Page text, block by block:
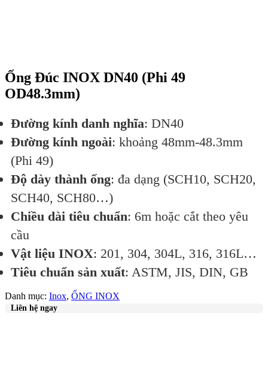
Ống Đúc INOX DN40 (Phi 49
OD48.3mm)
Đường kính danh nghĩa: DN40
Đường kính ngoài: khoảng 48mm-48.3mm
(Phi 49)
Độ dày thành ống: đa dạng (SCH10, SCH20,
SCH40, SCH80…)
Chiều dài tiêu chuẩn: 6m hoặc cắt theo yêu
cầu
Vật liệu INOX: 201, 304, 304L, 316, 316L…
Tiêu chuẩn sản xuất: ASTM, JIS, DIN, GB
Danh mục: Inox, ỐNG INOX
Liên hệ ngay